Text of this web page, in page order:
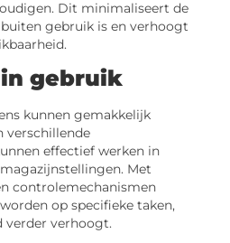
Dit minimaliseert de
gebruik is en verhoogt
gebruik
kunnen gemakkelijk
verschillende
effectief werken in
Met
controlemechanismen
op specifieke taken,
verder verhoogt.